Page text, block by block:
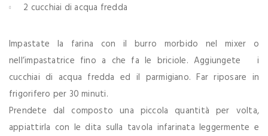
2 cucchiai di acqua fredda
Impastate la farina con il burro morbido nel mixer o
nell’impastatrice fino a che fa le briciole. Aggiungete i
cucchiai di acqua fredda ed il parmigiano. Far riposare in
frigorifero per 30 minuti.
Prendete dal composto una piccola quantità per volta,
appiattirla con le dita sulla tavola infarinata leggermente e